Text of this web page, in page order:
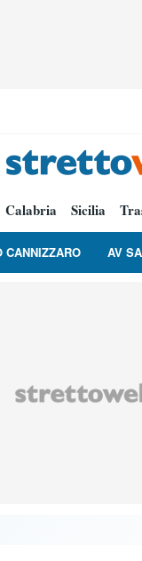
Calabria Sicilia
CANNIZZARO AV